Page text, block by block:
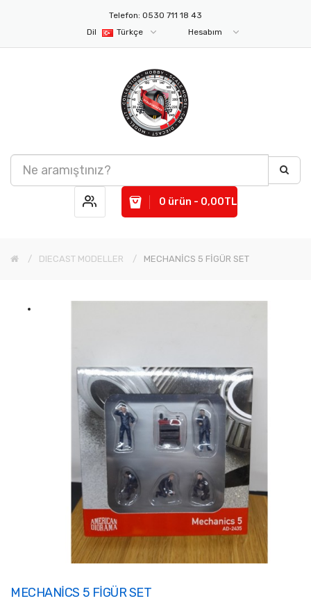
Telefon: 0530 711 18 43
Dil
Türkçe Hesabım
0 ürün - 0,00TL
DIECAST MODELLER MECHANİCS 5 FİGÜR SET
MECHANİCS 5 FİGÜR SET